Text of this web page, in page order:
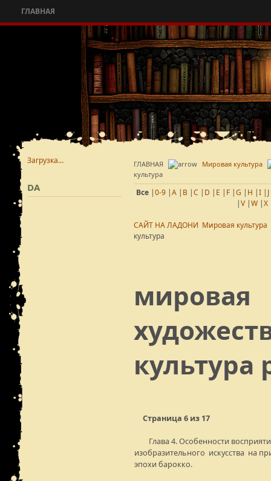
ГЛАВНАЯ
ГЛАВНАЯ
Мировая культура
культура
Все |0-9 |A | B |C | D | E | F |G | H |I | J
|V |W |X
САЙТ НА ЛАДОНИ Мировая культура
культура
мировая
культура
Страница 6 из 17
Глава 4. Особенности
изобразительного искусства на
эпохи барокко.
Загрузка...
DA